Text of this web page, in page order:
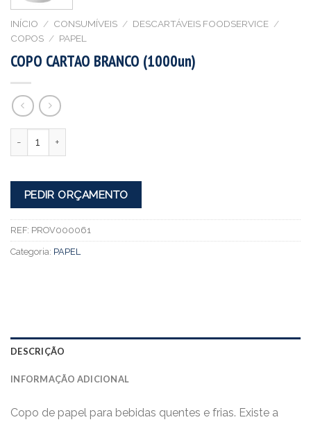
INÍCIO / CONSUMÍVEIS / DESCARTÁVEIS FOODSERVICE /
COPOS / PAPEL
COPO CARTAO BRANCO (1000un)
PEDIR ORÇAMENTO
REF: PROV000061
Categoria: PAPEL
DESCRIÇÃO
INFORMAÇÃO ADICIONAL
Copo de papel para bebidas quentes e frias. Existe a